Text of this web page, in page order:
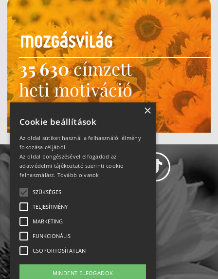
35 630címzett
heti motiváció
Ne maradj le!
Impresszum-kapcsolat
Jogi nyilatkozat
×
Cookie beállítások
Az oldal sütiket használ a felhasználói élmény
fokozása céljából.
Az oldal böngészésével elfogadod az
adatvédelmi tájékoztató szerinti cookie
felhasználást. Tovább olvasok
SZÜKSÉGES
TELJESÍTMÉNY
MARKETING
FUNKCIONÁLIS
CSOPORTOSÍTATLAN
MINDENT ELFOGADOK